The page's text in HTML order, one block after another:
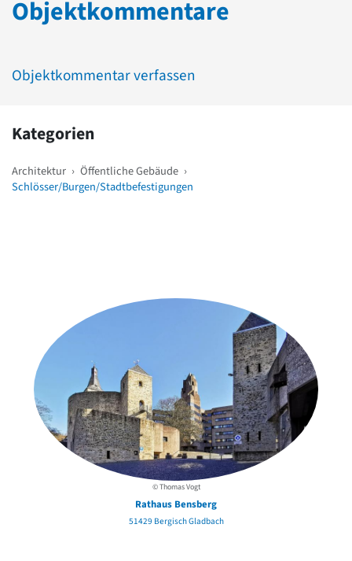
Objektkommentare
Objektkommentar verfassen
Kategorien
Architektur › Öffentliche Gebäude ›
Schlösser/Burgen/Stadtbefestigungen
© Thomas Vogt
Rathaus Bensberg
51429 Bergisch Gladbach